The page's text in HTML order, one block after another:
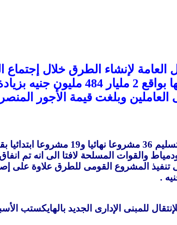
تنفيذ المشروع القومى للطرق علاوة
.